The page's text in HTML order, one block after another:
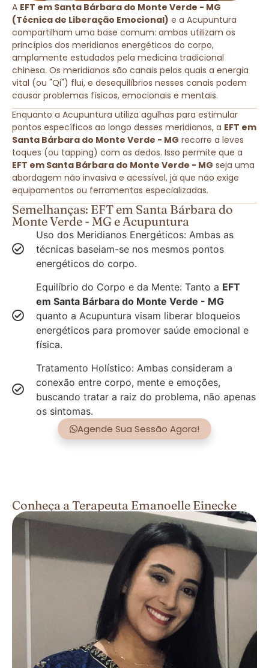
A EFT em Santa Bárbara do Monte Verde - MG
(Técnica de Liberação Emocional) e a Acupuntura
compartilham uma base comum: ambas utilizam os
princípios dos meridianos energéticos do corpo,
amplamente estudados pela medicina tradicional
chinesa. Os meridianos são canais pelos quais a energia
vital (ou "Qi") flui, e desequilíbrios nesses canais podem
causar problemas físicos, emocionais e mentais.
Enquanto a Acupuntura utiliza agulhas para estimular
pontos específicos ao longo desses meridianos, a EFT em
Santa Bárbara do Monte Verde - MG recorre a leves
toques (ou tapping) com os dedos. Isso permite que a
EFT em Santa Bárbara do Monte Verde - MG seja uma
abordagem não invasiva e acessível, já que não exige
equipamentos ou ferramentas especializadas.
Semelhanças: EFT em Santa Bárbara do
Monte Verde - MG e Acupuntura
Uso dos Meridianos Energéticos: Ambas as
técnicas baseiam-se nos mesmos pontos
energéticos do corpo.
Equilíbrio do Corpo e da Mente: Tanto a EFT
em Santa Bárbara do Monte Verde - MG
quanto a Acupuntura visam liberar bloqueios
energéticos para promover saúde emocional e
física.
Tratamento Holístico: Ambas consideram a
conexão entre corpo, mente e emoções,
buscando tratar a raiz do problema, não apenas
os sintomas.
Agende Sua Sessão Agora!
Conheça a Terapeuta Emanoelle Einecke